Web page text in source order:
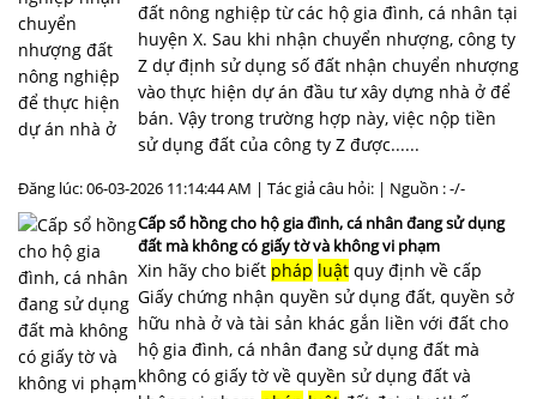
đất nông nghiệp từ các hộ gia đình, cá nhân tại
huyện X. Sau khi nhận chuyển nhượng, công ty
Z dự định sử dụng số đất nhận chuyển nhượng
vào thực hiện dự án đầu tư xây dựng nhà ở để
bán. Vậy trong trường hợp này, việc nộp tiền
sử dụng đất của công ty Z được......
Đăng lúc: 06-03-2026 11:14:44 AM | Tác giả câu hỏi: | Nguồn : -/-
Cấp sổ hồng cho hộ gia đình, cá nhân đang sử dụng
đất mà không có giấy tờ và không vi phạm
Xin hãy cho biết pháp luật quy định về cấp
Giấy chứng nhận quyền sử dụng đất, quyền sở
hữu nhà ở và tài sản khác gắn liền với đất cho
hộ gia đình, cá nhân đang sử dụng đất mà
không có giấy tờ về quyền sử dụng đất và